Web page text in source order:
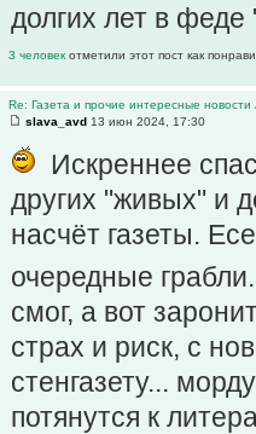
долгих лет в
3 человек отметили этот пост как
Re: Газета и прочие интересные новости
slava_avd 13 июн 2024, 17:30
Искреннее
других "живых" и
насчёт газеты.
очередные
смог, а вот
страх и риск, с
стенгазету...
потянутся к